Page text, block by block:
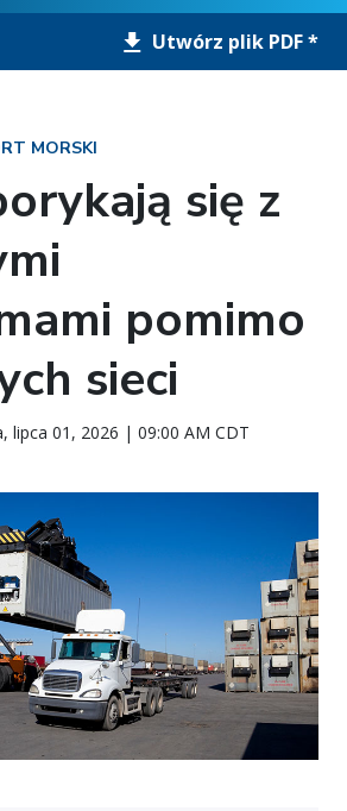
Utwórz plik PDF *
MORSKI
się z
pomimo
sieci
lipca 01, 2026 | 09:00 AM CDT